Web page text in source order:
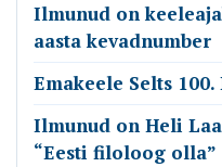
Ilmunud on
aasta kevadnumber
Emakeele Selts
Ilmunud on Heli
“Eesti filoloog olla”